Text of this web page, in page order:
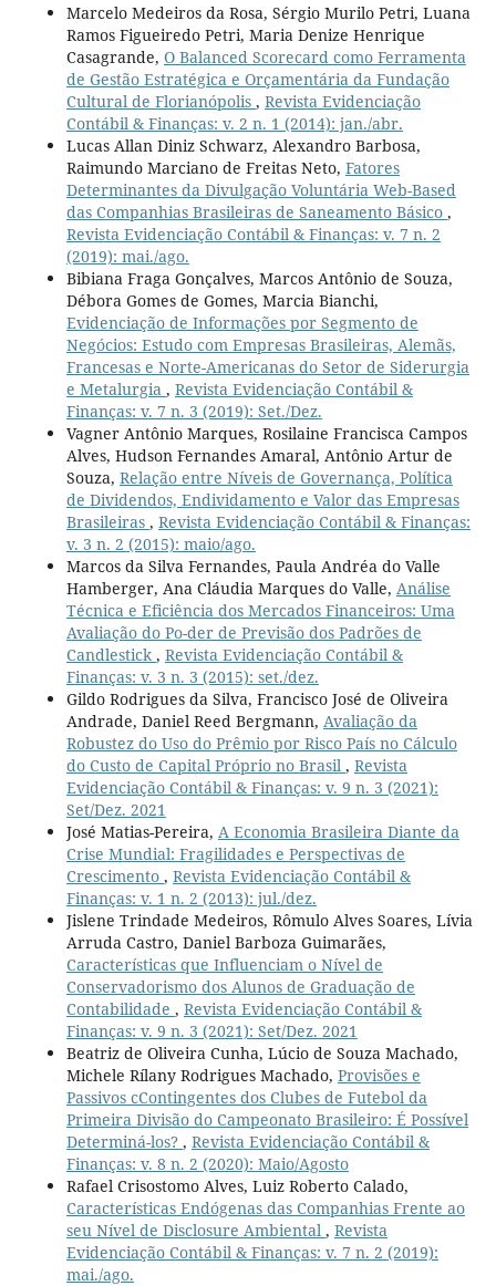
Marcelo Medeiros da Rosa, Sérgio Murilo Petri, Luana
Ramos Figueiredo Petri, Maria Denize Henrique
Casagrande, O Balanced Scorecard como Ferramenta
de Gestão Estratégica e Orçamentária da Fundação
Cultural de Florianópolis , Revista Evidenciação
Contábil & Finanças: v. 2 n. 1 (2014): jan./abr.
Lucas Allan Diniz Schwarz, Alexandro Barbosa,
Raimundo Marciano de Freitas Neto, Fatores
Determinantes da Divulgação Voluntária Web-Based
das Companhias Brasileiras de Saneamento Básico ,
Revista Evidenciação Contábil & Finanças: v. 7 n. 2
(2019): mai./ago.
Bibiana Fraga Gonçalves, Marcos Antônio de Souza,
Débora Gomes de Gomes, Marcia Bianchi,
Evidenciação de Informações por Segmento de
Negócios: Estudo com Empresas Brasileiras, Alemãs,
Francesas e Norte-Americanas do Setor de Siderurgia
e Metalurgia , Revista Evidenciação Contábil &
Finanças: v. 7 n. 3 (2019): Set./Dez.
Vagner Antônio Marques, Rosilaine Francisca Campos
Alves, Hudson Fernandes Amaral, Antônio Artur de
Souza, Relação entre Níveis de Governança, Política
de Dividendos, Endividamento e Valor das Empresas
Brasileiras , Revista Evidenciação Contábil & Finanças:
v. 3 n. 2 (2015): maio/ago.
Marcos da Silva Fernandes, Paula Andréa do Valle
Hamberger, Ana Cláudia Marques do Valle, Análise
Técnica e Eficiência dos Mercados Financeiros: Uma
Avaliação do Po-der de Previsão dos Padrões de
Candlestick , Revista Evidenciação Contábil &
Finanças: v. 3 n. 3 (2015): set./dez.
Gildo Rodrigues da Silva, Francisco José de Oliveira
Andrade, Daniel Reed Bergmann, Avaliação da
Robustez do Uso do Prêmio por Risco País no Cálculo
do Custo de Capital Próprio no Brasil , Revista
Evidenciação Contábil & Finanças: v. 9 n. 3 (2021):
Set/Dez. 2021
José Matias-Pereira, A Economia Brasileira Diante da
Crise Mundial: Fragilidades e Perspectivas de
Crescimento , Revista Evidenciação Contábil &
Finanças: v. 1 n. 2 (2013): jul./dez.
Jislene Trindade Medeiros, Rômulo Alves Soares, Lívia
Arruda Castro, Daniel Barboza Guimarães,
Características que Influenciam o Nível de
Conservadorismo dos Alunos de Graduação de
Contabilidade , Revista Evidenciação Contábil &
Finanças: v. 9 n. 3 (2021): Set/Dez. 2021
Beatriz de Oliveira Cunha, Lúcio de Souza Machado,
Michele Rílany Rodrigues Machado, Provisões e
Passivos cContingentes dos Clubes de Futebol da
Primeira Divisão do Campeonato Brasileiro: É Possível
Determiná-los? , Revista Evidenciação Contábil &
Finanças: v. 8 n. 2 (2020): Maio/Agosto
Rafael Crisostomo Alves, Luiz Roberto Calado,
Características Endógenas das Companhias Frente ao
seu Nível de Disclosure Ambiental , Revista
Evidenciação Contábil & Finanças: v. 7 n. 2 (2019):
mai./ago.